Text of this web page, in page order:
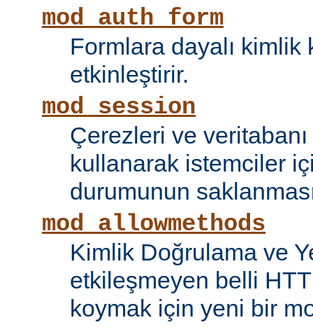
mod_auth_form
Formlara dayalı kimlik
etkinleştirir.
mod_session
Çerezleri ve
kullanarak istemciler
durumunun
mod_allowmethods
Kimlik Doğrulama ve
etkileşmeyen belli
koymak için yeni bir